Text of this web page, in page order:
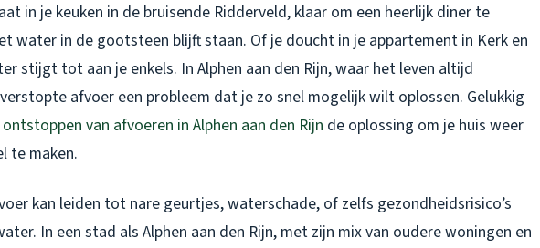
in je keuken in de bruisende Ridderveld, klaar om een heerlijk diner te
water in de gootsteen blijft staan. Of je doucht in je appartement in Kerk en
stijgt tot aan je enkels. In Alphen aan den Rijn, waar het leven altijd
afvoer een probleem dat je zo snel mogelijk wilt oplossen. Gelukkig
van afvoeren in Alphen aan den Rijn de oplossing om je huis weer
te maken.
kan leiden tot nare geurtjes, waterschade, of zelfs gezondheidsrisico’s
In een stad als Alphen aan den Rijn, met zijn mix van oudere woningen en